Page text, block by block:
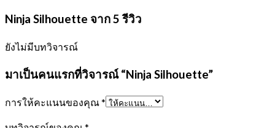
Ninja Silhouette จาก 5 รีวิว
ยังไม่มีบทวิจารณ์
มาเป็นคนแรกที่วิจารณ์ “Ninja Silhouette”
การให้คะแนนของคุณ*